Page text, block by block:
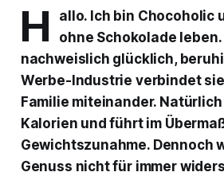
H
allo. Ich bin Chocoholic
ohne Schokolade
nachweislich glücklich,
Werbe-Industrie verbindet
Familie miteinander.
Kalorien und führt im
Gewichtszunahme. Dennoch
Genuss nicht für immer